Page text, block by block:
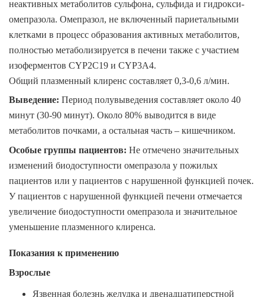
неактивных метаболитов сульфона, сульфида и гидрокси-
омепразола. Омепразол, не включенный париетальными
клетками в процесс образования активных метаболитов,
полностью метаболизируется в печени также с участием
изоферментов CYP2С19 и CYP3А4.
Общий плазменный клиренс составляет 0,3-0,6 л/мин.
Выведение: Период полувыведения составляет около 40
минут (30-90 минут). Около 80% выводится в виде
метаболитов почками, а остальная часть – кишечником.
Особые группы пациентов: Не отмечено значительных
изменений биодоступности омепразола у пожилых
пациентов или у пациентов с нарушенной функцией почек.
У пациентов с нарушенной функцией печени отмечается
увеличение биодоступности омепразола и значительное
уменьшение плазменного клиренса.
Показания к применению
Взрослые
Язвенная болезнь желудка и двенадцатиперстной